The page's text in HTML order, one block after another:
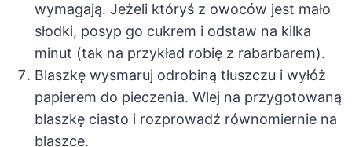
wymagają. Jeżeli któryś z owoców jest mało
słodki, posyp go cukrem i odstaw na kilka
minut (tak na przykład robię z rabarbarem).
Blaszkę wysmaruj odrobiną tłuszczu i wyłóż
papierem do pieczenia. Wlej na przygotowaną
blaszkę ciasto i rozprowadź równomiernie na
blaszce.